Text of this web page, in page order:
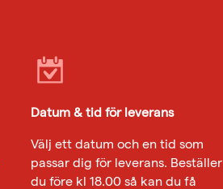
Datum & tid för leverans
Välj ett datum och en tid som
passar dig för leverans. Beställer
du före kl 18.00 så kan du få